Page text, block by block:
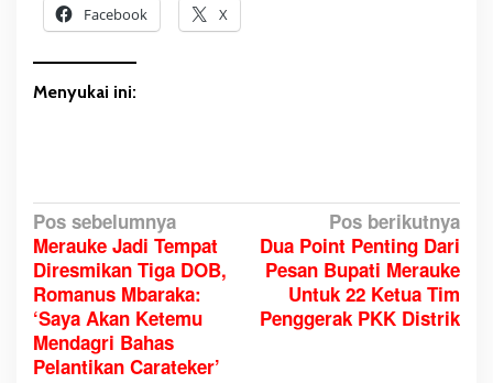
Facebook X
Menyukai ini:
N
a
v
i
g
a
Pos sebelumnya
Merauke Jadi Tempat
Diresmikan Tiga DOB,
Romanus Mbaraka:
‘Saya Akan Ketemu
Mendagri Bahas
Pelantikan Carateker’
Pos berikutnya
Dua Point Penting Dari
Pesan Bupati Merauke
Untuk 22 Ketua Tim
Penggerak PKK Distrik